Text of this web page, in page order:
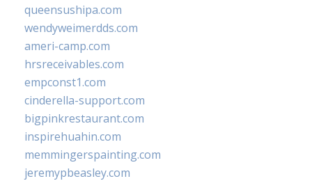
queensushipa.com
wendyweimerdds.com
ameri-camp.com
hrsreceivables.com
empconst1.com
cinderella-support.com
bigpinkrestaurant.com
inspirehuahin.com
memmingerspainting.com
jeremypbeasley.com